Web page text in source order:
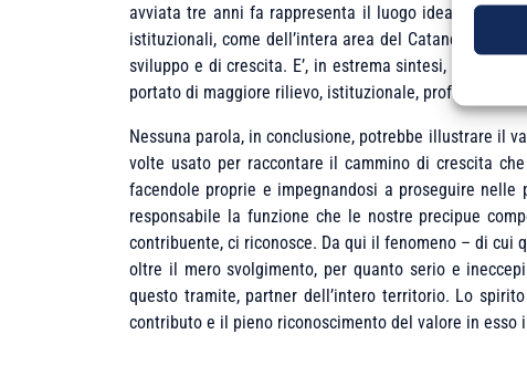
avviata tre anni fa rappresenta il luogo ideale da
istituzionali, come dell’intera area del Catanese, per
sviluppo e di crescita. E’, in estrema sintesi, questo
portato di maggiore rilievo, istituzionale, professionale
Nessuna parola, in conclusione, potrebbe illustrare il
volte usato per raccontare il cammino di crescita
facendole proprie e impegnandosi a proseguire
responsabile la funzione che le nostre precipue
contribuente, ci riconosce. Da qui il fenomeno – di cui
oltre il mero svolgimento, per quanto serio e
questo tramite, partner dell’intero territorio. Lo
contributo e il pieno riconoscimento del valore in esso